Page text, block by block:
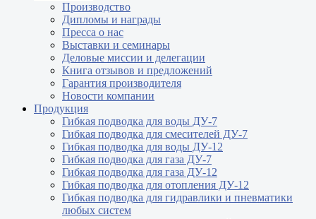
Производство
Дипломы и награды
Пресса о нас
Выставки и семинары
Деловые миссии и делегации
Книга отзывов и предложений
Гарантия производителя
Новости компании
Продукция
Гибкая подводка для воды ДУ-7
Гибкая подводка для смесителей ДУ-7
Гибкая подводка для воды ДУ-12
Гибкая подводка для газа ДУ-7
Гибкая подводка для газа ДУ-12
Гибкая подводка для отопления ДУ-12
Гибкая подводка для гидравлики и пневматики
любых систем